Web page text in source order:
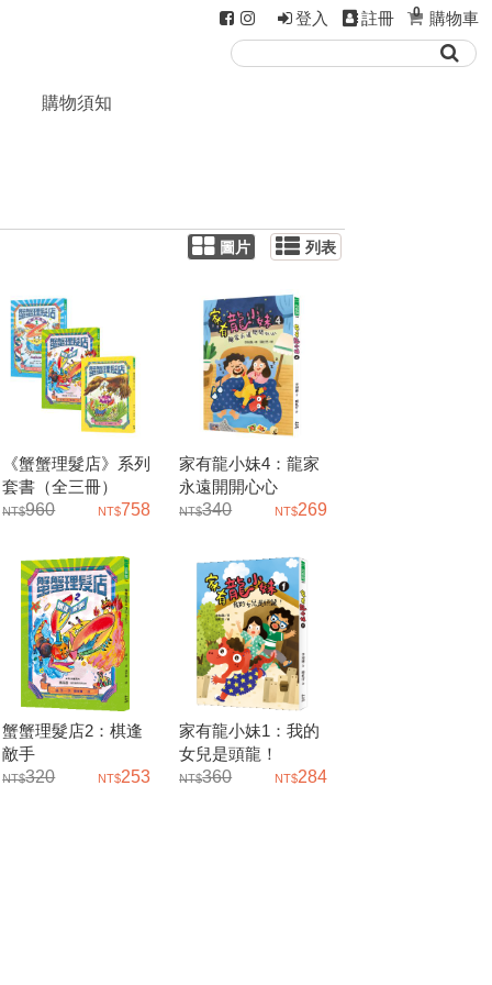
登入 註冊 0 購物車
購物須知
圖片 列表
《蟹蟹理髮店》系列
套書（全三冊）
960
758
家有龍小妹4：龍家
永遠開開心心
340
269
蟹蟹理髮店2：棋逢
敵手
320
253
家有龍小妹1：我的
女兒是頭龍！
360
284